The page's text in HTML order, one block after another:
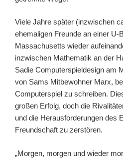
Viele Jahre später (inzwischen
ehemaligen Freunde an einer U-
Massachusetts wieder
inzwischen Mathematik an der
Sadie Computerspieldesign am
von Sams Mitbewohner Marx,
Computerspiel zu schreiben.
großen Erfolg, doch die
und die Herausforderungen des
Freundschaft zu zerstören.
„Morgen, morgen und wieder